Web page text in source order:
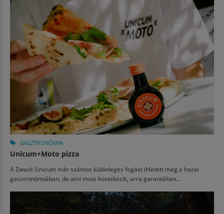
GASZTRONÓMIA
Unicum+Moto pizza
A Zwack Unicum már számos különleges fogást ihletett meg a hazai
gasztronómiában, de ami most következik, arra garantáltan...